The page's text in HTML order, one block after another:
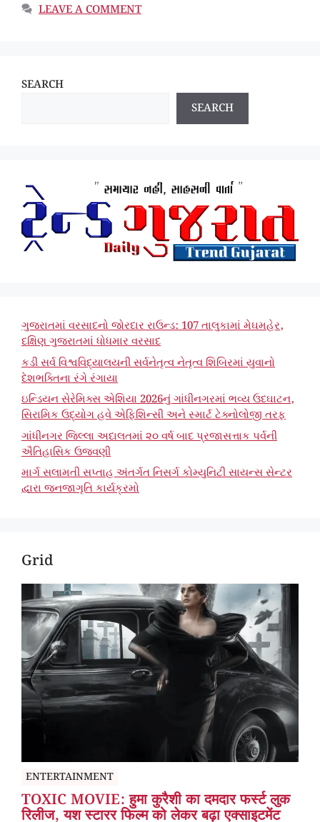
LEAVE A COMMENT
SEARCH
SEARCH
ગુજરાતમાં વરસાદનો જોરદાર રાઉન્ડ: 107 તાલુકામાં મેઘમહેર,
દક્ષિણ ગુજરાતમાં ધોધમાર વરસાદ
કડી સર્વ વિશ્વવિદ્યાલયની સર્વનેતૃત્વ નેતૃત્વ શિબિરમાં યુવાનો
દેશભક્તિના રંગે રંગાયા
ઇન્ડિયન સેરેમિક્સ એશિયા 2026નું ગાંધીનગરમાં ભવ્ય ઉદઘાટન,
સિરામિક ઉદ્યોગ હવે એફિશિન્સી અને સ્માર્ટ ટેક્નોલોજી તરફ
ગાંધીનગર જિલ્લા અદાલતમાં ૨૦ વર્ષ બાદ પ્રજાસત્તાક પર્વની
ઐતિહાસિક ઉજવણી
માર્ગ સલામતી સપ્તાહ અંતર્ગત નિસર્ગ કોમ્યુનિટી સાયન્સ સેન્ટર
દ્વારા જનજાગૃતિ કાર્યક્રમો
Grid
ENTERTAINMENT
TOXIC MOVIE: हुमा कुरैशी का दमदार फर्स्ट लुक
रिलीज, यश स्टारर फिल्म को लेकर बढ़ा एक्साइटमेंट